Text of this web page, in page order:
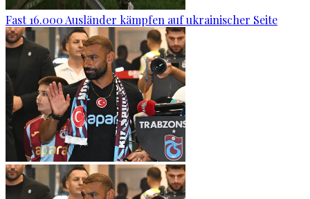
Fast 16.000 Ausländer kämpfen auf ukrainischer Seite